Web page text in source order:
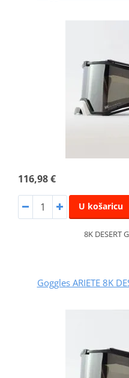
116,98 €
U košaricu
8K DESERT
Goggles ARIETE 8K